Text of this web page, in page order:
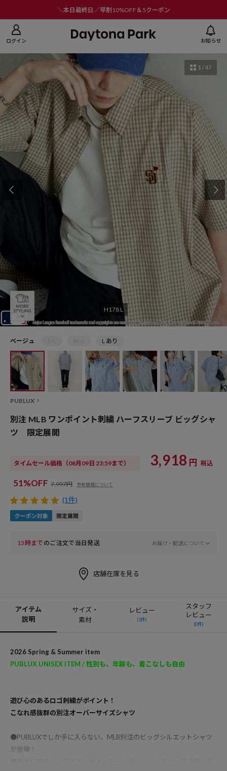
＼本日最終日／早割10%OFF＆5クーポン
ログイン お知らせ
H178 L
1 /47
ベージュ L あり
PUBLUX
別注 MLB ワンポイント刺繍 ハーフスリーブ ビッグシャ
ツ 限定展開
タイムセール価格 （08月09日 23:59まで） 3,918 円 税込
51%OFF 7,997円 参考価格について
(1件)
13時まで のご注文で当日発送 お届け・配送について
店舗在庫を見る
アイテム
説明
サイズ・
素材
レビュー
(1件)
スタッフ
レビュー
(0件)
2026 Spring & Summer item
PUBLUX UNISEX ITEM / 性別も、年齢も、着こなしも自由
遊び心のあるロゴ刺繍がポイント！
こなれ感抜群の別注オーバーサイズシャツ
●PUBLUXでしか手に入らない、MLB別注のビッグシルエットシャツ
が登場！